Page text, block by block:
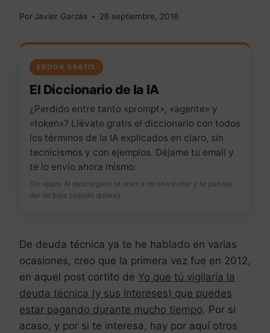
Por Javier Garzás 26 septiembre, 2016
EBOOK GRATIS
El Diccionario de la IA
¿Perdido entre tanto «prompt», «agente» y
«token»? Llévate gratis el diccionario con todos
los términos de la IA explicados en claro, sin
tecnicismos y con ejemplos. Déjame tu email y
te lo envío ahora mismo:
Sin spam. Al descargarlo te unes a mi newsletter y te puedes
dar de baja cuando quieras.
De deuda técnica ya te he hablado en varias
ocasiones, creo que la primera vez fue en 2012,
en aquel post cortito de Yo que tú vigilaría la
deuda técnica (y sus intereses) que puedes
estar pagando durante mucho tiempo. Por si
acaso, y por si te interesa, hay por aquí otros